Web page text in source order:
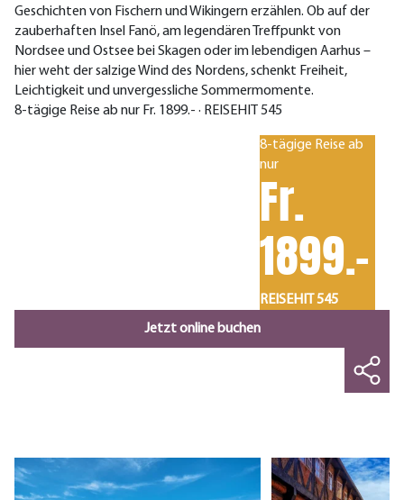
Geschichten von Fischern und Wikingern erzählen. Ob auf der
zauberhaften Insel Fanö, am legendären Treffpunkt von
Nordsee und Ostsee bei Skagen oder im lebendigen Aarhus –
hier weht der salzige Wind des Nordens, schenkt Freiheit,
Leichtigkeit und unvergessliche Sommermomente.
8-tägige Reise ab nur Fr. 1899.- · REISEHIT 545
8-tägige Reise ab
nur
Fr.
1899.-
REISEHIT 545
Jetzt online buchen